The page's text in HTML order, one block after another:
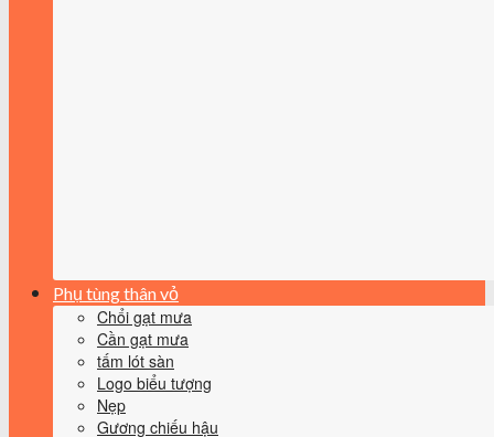
Phụ tùng thân vỏ
Chổi gạt mưa
Cần gạt mưa
tấm lót sàn
Logo biểu tượng
Nẹp
Gương chiếu hậu